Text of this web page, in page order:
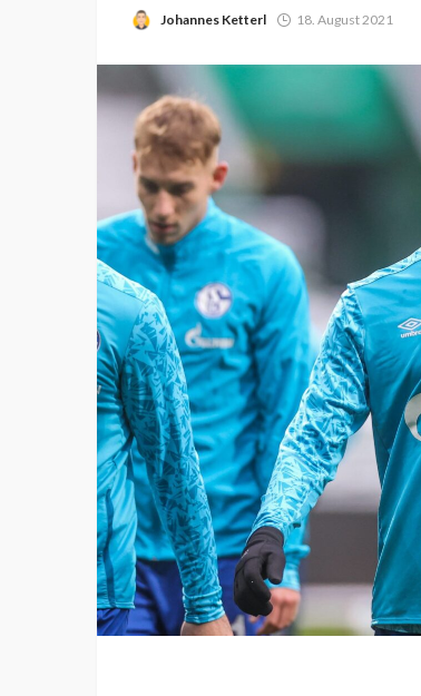
Johannes Ketterl 18. August 2021